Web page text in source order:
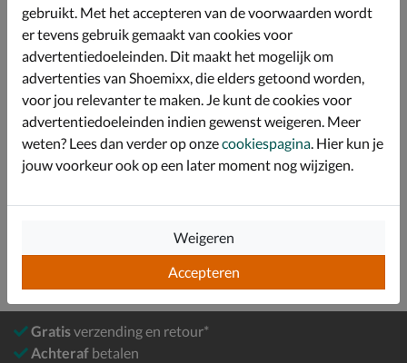
Specificaties
Over Xpooos
Bekijk meer
Gratisverzending en retour*
Achteraf betalen
gebruikt. Met het accepteren van de voorwaarden wordt
er tevens gebruik gemaakt van cookies voor
advertentiedoeleinden. Dit maakt het mogelijk om
advertenties van Shoemixx, die elders getoond worden,
voor jou relevanter te maken. Je kunt de cookies voor
advertentiedoeleinden indien gewenst weigeren. Meer
weten? Lees dan verder op onzecookiespagina. Hier kun je
jouw voorkeur ook op een later moment nog wijzigen.
Accepteren
Weigeren